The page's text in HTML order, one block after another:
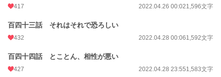
417 2022.04.26 00:021,596文字
百四十三話 それはそれで恐ろしい
432 2022.04.28 00:061,592文字
百四十四話 とことん、相性が悪い
427 2022.04.28 23:551,583文字